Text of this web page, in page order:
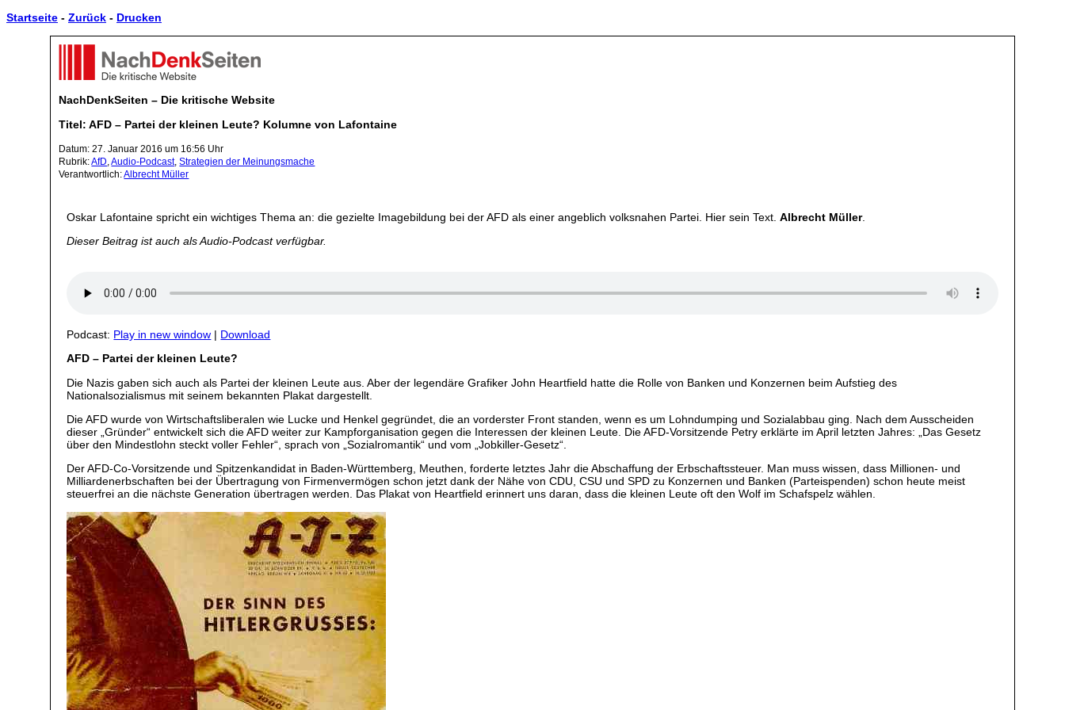
Startseite - Zurück - Drucken
NachDenkSeiten – Die kritische Website
Titel: AFD – Partei der kleinen Leute? Kolumne von Lafontaine
Datum: 27. Januar 2016 um 16:56 Uhr
Rubrik:AfD,Audio-Podcast,Strategien der Meinungsmache
Verantwortlich:Albrecht Müller
Oskar Lafontaine spricht ein wichtiges Thema an: die gezielte Imagebildung bei der AFD als einer angeblich volksnahen Partei. Hier sein Text.Albrecht Müller.
Dieser Beitrag ist auch als Audio-Podcast verfügbar.
Podcast: Play in new window | Download
AFD – Partei der kleinen Leute?
Die Nazis gaben sich auch als Partei der kleinen Leute aus. Aber der legendäre Grafiker John Heartfield hatte die Rolle von Banken und Konzernen beim Aufstieg des
Nationalsozialismus mit seinem bekannten Plakat dargestellt.
Die AFD wurde von Wirtschaftsliberalen wie Lucke und Henkel gegründet, die an vorderster Front standen, wenn es um Lohndumping und Sozialabbau ging. Nach dem Ausscheiden
dieser „Gründer“ entwickelt sich die AFD weiter zur Kampforganisation gegen die Interessen der kleinen Leute. Die AFD-Vorsitzende Petry erklärte im April letzten Jahres: „Das Gesetz
über den Mindestlohn steckt voller Fehler“, sprach von „Sozialromantik“ und vom „Jobkiller-Gesetz“.
Der AFD-Co-Vorsitzende und Spitzenkandidat in Baden-Württemberg, Meuthen, forderte letztes Jahr die Abschaffung der Erbschaftssteuer. Man muss wissen, dass Millionen- und
Milliardenerbschaften bei der Übertragung von Firmenvermögen schon jetzt dank der Nähe von CDU, CSU und SPD zu Konzernen und Banken (Parteispenden) schon heute meist
steuerfrei an die nächste Generation übertragen werden. Das Plakat von Heartfield erinnert uns daran, dass die kleinen Leute oft den Wolf im Schafspelz wählen.